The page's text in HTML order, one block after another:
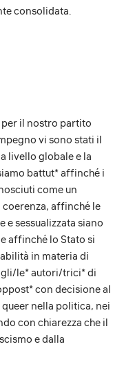
consolidata.
per il nostro partito
vi sono stati il
livello globale e la
battut* affinché i
come un
affinché le
e sessualizzata siano
affinché lo Stato si
in materia di
gli/le* autori/trici* di
con decisione al
queer nella politica, nei
con chiarezza che il
e dalla